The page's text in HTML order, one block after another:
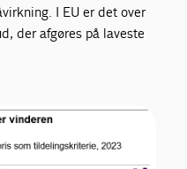
I EU er det over
der afgøres på laveste